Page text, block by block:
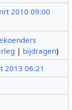
2010 09:00
| bijdragen)
2013 06:21